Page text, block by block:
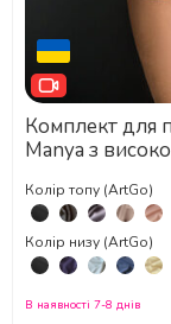
Комплект для
Manya з
Колір топу (ArtGo)
Колір низу (ArtGo)
В наявності 7-8 днів